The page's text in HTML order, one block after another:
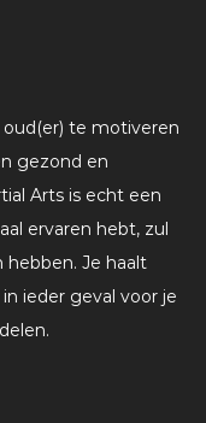
te motiveren
gezond en
Arts is echt een
ervaren hebt, zul
hebben. Je haalt
ieder geval voor je